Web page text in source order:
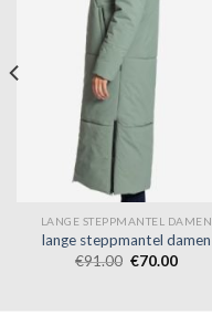
LANGE STEPPMANTEL DAMEN
lange steppmantel damen
€91.00 €70.00